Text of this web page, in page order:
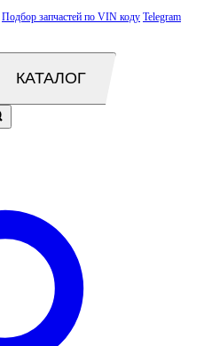
Подбор запчастей по VIN коду Telegram
КАТАЛОГ